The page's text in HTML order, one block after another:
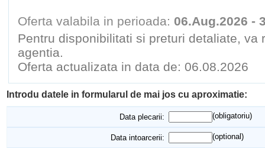
Oferta valabila in perioada: 06.Aug.2026 -
Pentru disponibilitati si preturi detaliate, va
agentia.
Oferta actualizata in data de: 06.08.2026
Introdu datele in formularul de mai jos cu aproximatie:
Data plecarii: (obligatoriu)
Data intoarcerii: (optional)